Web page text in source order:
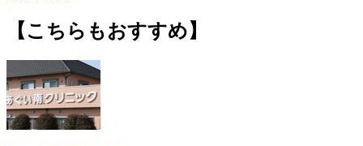
【こちらもおすすめ】